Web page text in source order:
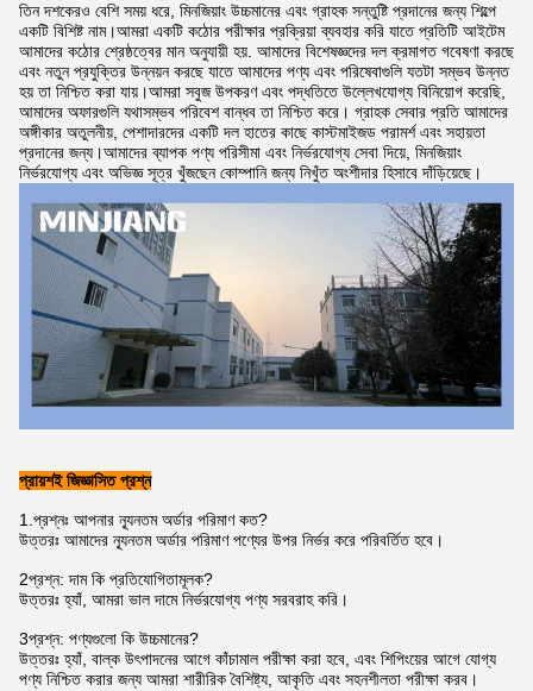
তিন দশকেরও বেশি সময় ধরে, মিনজিয়াং উচ্চমানের এবং গ্রাহক সন্তুষ্টি প্রদানের জন্য শিল্পে
একটি বিশিষ্ট নাম।আমরা একটি কঠোর পরীক্ষার প্রক্রিয়া ব্যবহার করি যাতে প্রতিটি আইটেম
আমাদের কঠোর শ্রেষ্ঠত্বের মান অনুযায়ী হয়. আমাদের বিশেষজ্ঞদের দল ক্রমাগত গবেষণা করছে
এবং নতুন প্রযুক্তির উন্নয়ন করছে যাতে আমাদের পণ্য এবং পরিষেবাগুলি যতটা সম্ভব উন্নত
হয় তা নিশ্চিত করা যায়।আমরা সবুজ উপকরণ এবং পদ্ধতিতে উল্লেখযোগ্য বিনিয়োগ করেছি,
আমাদের অফারগুলি যথাসম্ভব পরিবেশ বান্ধব তা নিশ্চিত করে। গ্রাহক সেবার প্রতি আমাদের
অঙ্গীকার অতুলনীয়, পেশাদারদের একটি দল হাতের কাছে কাস্টমাইজড পরামর্শ এবং সহায়তা
প্রদানের জন্য।আমাদের ব্যাপক পণ্য পরিসীমা এবং নির্ভরযোগ্য সেবা দিয়ে, মিনজিয়াং
নির্ভরযোগ্য এবং অভিজ্ঞ সূত্র খুঁজছেন কোম্পানি জন্য নিখুঁত অংশীদার হিসাবে দাঁড়িয়েছে।
প্রায়শই জিজ্ঞাসিত প্রশ্ন
1.প্রশ্নঃ আপনার ন্যূনতম অর্ডার পরিমাণ কত?
উত্তরঃ আমাদের ন্যূনতম অর্ডার পরিমাণ পণ্যের উপর নির্ভর করে পরিবর্তিত হবে।
2প্রশ্ন: দাম কি প্রতিযোগিতামূলক?
উত্তরঃ হ্যাঁ, আমরা ভাল দামে নির্ভরযোগ্য পণ্য সরবরাহ করি।
3প্রশ্ন: পণ্যগুলো কি উচ্চমানের?
উত্তরঃ হ্যাঁ, বাল্ক উৎপাদনের আগে কাঁচামাল পরীক্ষা করা হবে, এবং শিপিংয়ের আগে যোগ্য
পণ্য নিশ্চিত করার জন্য আমরা শারীরিক বৈশিষ্ট্য, আকৃতি এবং সহনশীলতা পরীক্ষা করব।